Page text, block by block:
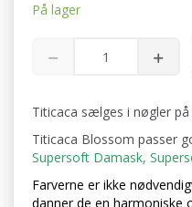
På lager
Titicaca sælges i nøgler på
Titicaca Blossom passer
Supersoft Damask,
Farverne er ikke
danner de en harmoniske